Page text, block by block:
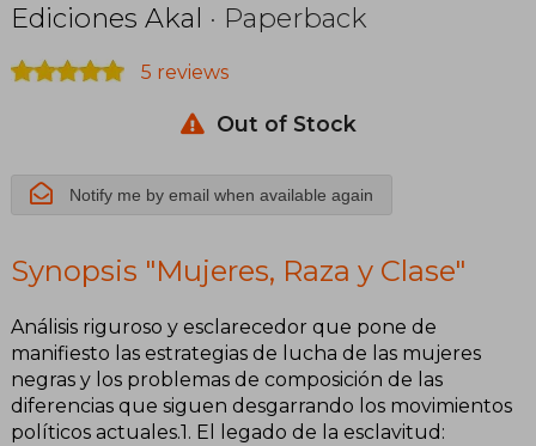
Ediciones Akal · Paperback
5 reviews
Out of Stock
Notify me by email when available again
Synopsis "Mujeres, Raza y Clase"
Análisis riguroso y esclarecedor que pone de
manifiesto las estrategias de lucha de las mujeres
negras y los problemas de composición de las
diferencias que siguen desgarrando los movimientos
políticos actuales.1. El legado de la esclavitud: